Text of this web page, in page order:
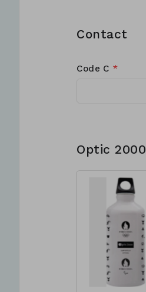
Contact
Code C *
Optic 2000